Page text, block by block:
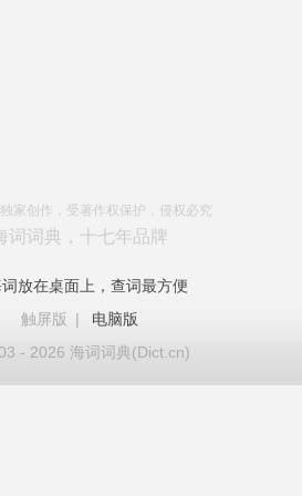
家创作，受著作权保护，侵权必究
词词典，十七年品牌
放在桌面上，查词最方便
触屏版
|
电脑版
- 2026 海词词典(Dict.cn)